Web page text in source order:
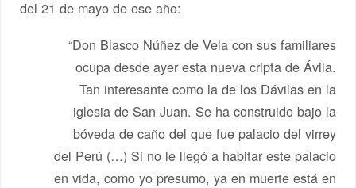
del 21 de mayo de ese año:
“Don Blasco Núñez de Vela con sus familiares
ocupa desde ayer esta nueva cripta de Ávila.
Tan interesante como la de los Dávilas en la
iglesia de San Juan. Se ha construido bajo la
bóveda de caño del que fue palacio del virrey
del Perú (…) Si no le llegó a habitar este palacio
en vida, como yo presumo, ya en muerte está en